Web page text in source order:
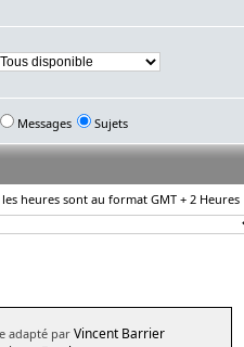
Messages Sujets
les heures sont au format GMT + 2 Heures
adapté par Vincent Barrier